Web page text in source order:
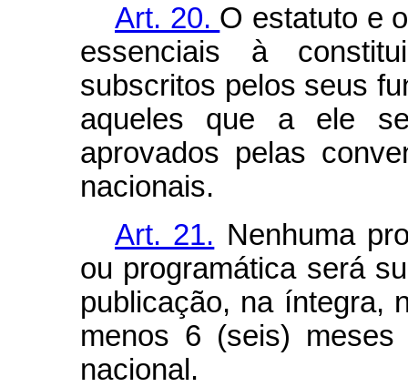
Art. 20. O estatuto e
essenciais à
subscritos pelos seus
aqueles que a ele
aprovados pelas
nacionais.
Art. 21. Nenhuma
ou programática será
publicação, na íntegra,
menos 6 (seis)
nacional.